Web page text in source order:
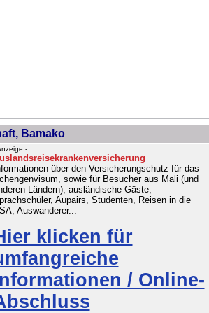
Bamako
-
über den Versicherungschutz für das
sowie für Besucher aus Mali (und
Ländern), ausländische Gäste,
Aupairs, Studenten, Reisen in die
Auswanderer...
klicken für
/ Online-